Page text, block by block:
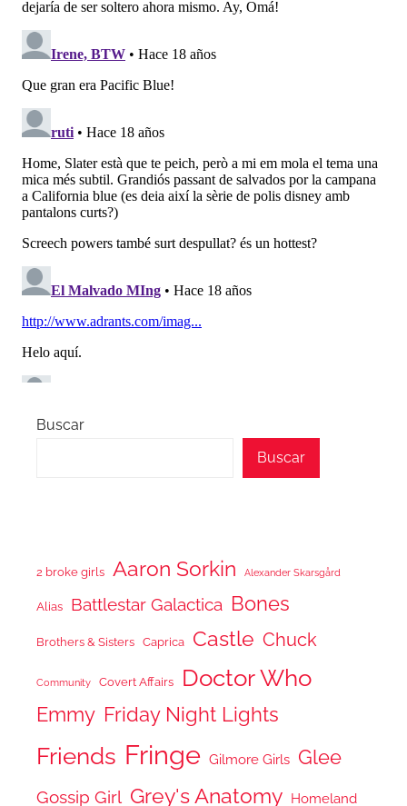
Buscar
Buscar
2 broke girls Aaron Sorkin Alexander Skarsgård
Alias Battlestar Galactica Bones
Brothers & Sisters Caprica Castle Chuck
Community Covert Affairs Doctor Who
Emmy Friday Night Lights
Friends Fringe Gilmore Girls Glee
Gossip Girl Grey's Anatomy Homeland